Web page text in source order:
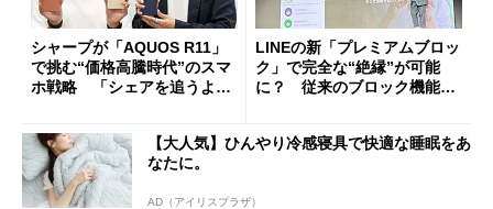
シャープが「AQUOS R11」
で挑む“価格高騰時代”のスマ
ホ戦略 「シェアを追うより
LINEの新「プレミアムブロッ
ク」で完全な“絶縁”が可能
に？ 従来のブロック機能と
【大人気】ひんやり冷感寝具で快適な睡眠をあ
なたに。
AD（アイリスプラザ）